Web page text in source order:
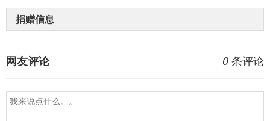
捐赠信息
0 条评论
网友评论